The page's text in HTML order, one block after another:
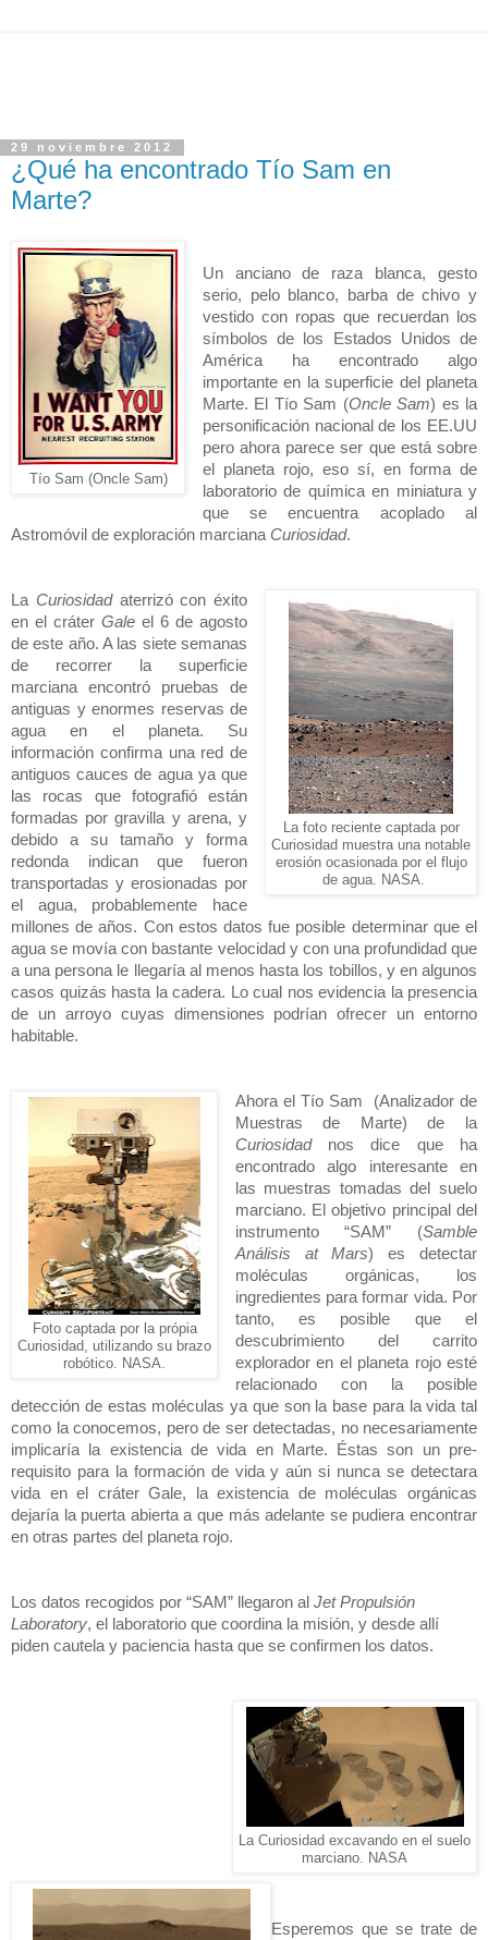
29 noviembre 2012
¿Qué ha encontrado Tío Sam en
Marte?
Tío Sam (Oncle Sam)
Un anciano de raza blanca, gesto
serio, pelo blanco, barba de chivo y
vestido con ropas que recuerdan los
símbolos de los Estados Unidos de
América ha encontrado algo
importante en la superficie del planeta
Marte. El Tío Sam (Oncle Sam) es la
personificación nacional de los EE.UU
pero ahora parece ser que está sobre
el planeta rojo, eso sí, en forma de
laboratorio de química en miniatura y
que se encuentra acoplado al
Astromóvil de exploración marciana Curiosidad.
La foto reciente captada por
Curiosidad muestra una notable
erosión ocasionada por el flujo
de agua. NASA.
La Curiosidadaterrizó con éxito
en el cráterGale el 6 de agosto
de este año. A las siete semanas
de recorrer la superficie
marciana encontró pruebas de
antiguas y enormes reservas de
agua en el planeta. Su
información confirma una red de
antiguos cauces de agua ya que
las rocas que fotografió están
formadas por gravilla y arena, y
debido a su tamaño y forma
redonda indican que fueron
transportadas y erosionadas por
el agua, probablemente hace
millones de años. Con estos datos fue posible determinar que el
agua se movía con bastante velocidad y con una profundidad que
a una persona le llegaría al menos hasta los tobillos, y en algunos
casos quizás hasta la cadera. Lo cual nos evidencia la presencia
de un arroyo cuyas dimensiones podrían ofrecer un entorno
habitable.
Foto captada por la própia
Curiosidad, utilizando su brazo
robótico. NASA.
Ahora el Tío Sam
(Analizador de
Muestras de Marte) de
la
Curiosidadnos dice que ha
encontrado algo interesante en
las muestras tomadas del suelo
marciano. El objetivo principal del
instrumento “SAM” (Samble
Análisis at Mars) es detectar
moléculas orgánicas, los
ingredientes para formar vida. Por
tanto, es posible que el
descubrimiento del carrito
explorador en el planeta rojo esté
relacionado con la posible
detección de estas moléculas ya que son la base para la vida tal
como la conocemos, pero de ser detectadas, no necesariamente
implicaría la existencia de vida en Marte. Éstas son un pre-
requisito para la formación de vida y aún si nunca se detectara
vida en el cráter Gale, la existencia de moléculas orgánicas
dejaría la puerta abierta a que más adelante se pudiera encontrar
en otras partes del planeta rojo.
Los datos recogidos por “SAM” llegaron al Jet Propulsión
Laboratory, el laboratorio que coordina la misión, y desde allí
piden cautela y paciencia hasta que se confirmen los datos.
La Curiosidad excavando en el suelo
marciano. NASA
Esperemos que se trate de